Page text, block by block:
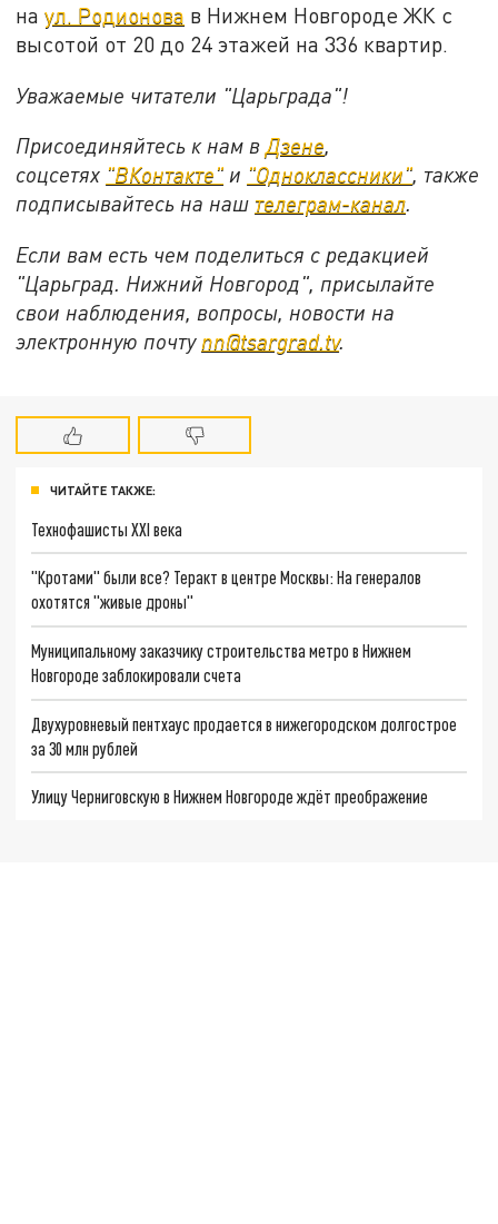
наул. Родионова в Нижнем Новгороде ЖК с
высотой от 20 до 24 этажей на 336 квартир.
Уважаемые читатели "Царьграда"!
Присоединяйтесь к нам вДзене,
соцсетях "ВКонтакте" и "Одноклассники", также
подписывайтесь на наш телеграм-канал.
Если вам есть чем поделиться с редакцией
"Царьград. Нижний Новгород", присылайте
свои наблюдения, вопросы, новости на
электронную почту nn@tsargrad.tv.
ЧИТАЙТЕ ТАКЖЕ:
Технофашисты XXI века
"Кротами" были все? Теракт в центре Москвы: На генералов
охотятся "живые дроны"
Муниципальному заказчику строительства метро в Нижнем
Новгороде заблокировали счета
Двухуровневый пентхаус продается в нижегородском долгострое
за 30 млн рублей
Улицу Черниговскую в Нижнем Новгороде ждёт преображение